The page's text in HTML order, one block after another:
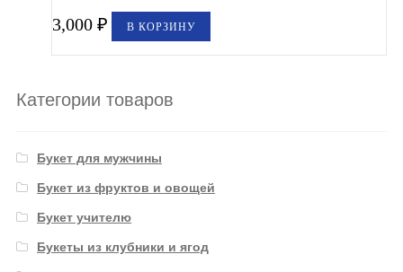
3,000₽ В КОРЗИНУ
Категории товаров
Букет для мужчины
Букет из фруктов и овощей
Букет учителю
Букеты из клубники и ягод